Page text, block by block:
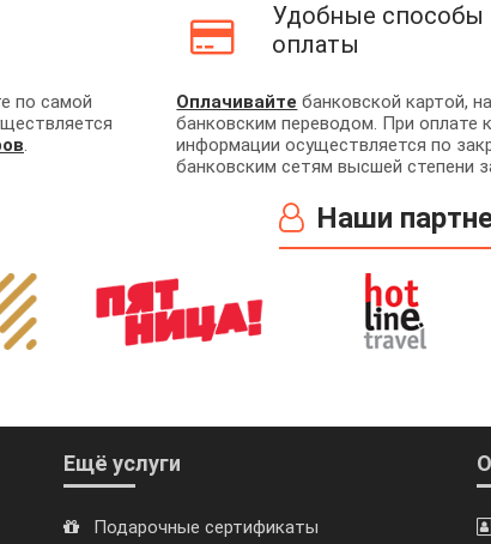
по самой
.
Удобные способы
оплаты
Оплачивайте банковской картой,
банковским переводом. При оплате
информации осуществляется по
банковским сетям высшей степени
Наши
Ещё услуги
Подарочные сертификаты